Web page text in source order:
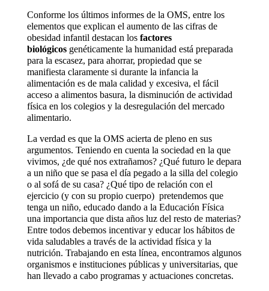
Conforme los últimos informes de la OMS, entre los
elementos que explican el aumento de las cifras de
obesidad infantil destacan los factores
biológicosgenéticamente la humanidad está preparada
para la escasez, para ahorrar, propiedad que se
manifiesta claramente si durante la infancia la
alimentación es de mala calidad y excesiva, el fácil
acceso a alimentos basura, la disminución de actividad
física en los colegios y la desregulación del mercado
alimentario.
La verdad es que la OMS acierta de pleno en sus
argumentos. Teniendo en cuenta la sociedad en la que
vivimos, ¿de qué nos extrañamos? ¿Qué futuro le depara
a un niño que se pasa el día pegado a la silla del colegio
o al sofá de su casa? ¿Qué tipo de relación con el
ejercicio (y con su propio cuerpo) pretendemos que
tenga un niño, educado dando a la Educación Física
una importancia que dista años luz del resto de materias?
Entre todos debemos incentivar y educar los hábitos de
vida saludables a través de la actividad física y la
nutrición. Trabajando en esta línea, encontramos algunos
organismos e instituciones públicas y universitarias, que
han llevado a cabo programas y actuaciones concretas.